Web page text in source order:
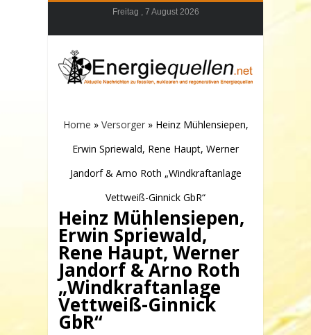
Freitag , 7 August 2026
Home » Versorger» Heinz Mühlensiepen,
Erwin Spriewald, Rene Haupt, Werner
Jandorf & Arno Roth „Windkraftanlage
Vettweiß-Ginnick GbR“
Heinz Mühlensiepen,
Erwin Spriewald,
Rene Haupt, Werner
Jandorf & Arno Roth
„Windkraftanlage
Vettweiß-Ginnick
GbR“